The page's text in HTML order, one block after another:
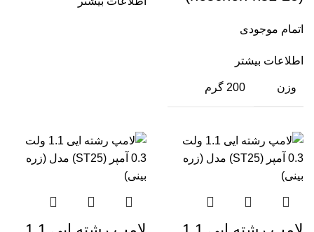
اتمام موجودی
اطلاعات بیشتر
وزن 200 گرم